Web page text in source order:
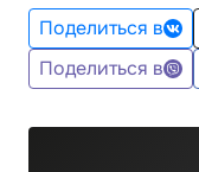
Поделиться в
Поделиться в